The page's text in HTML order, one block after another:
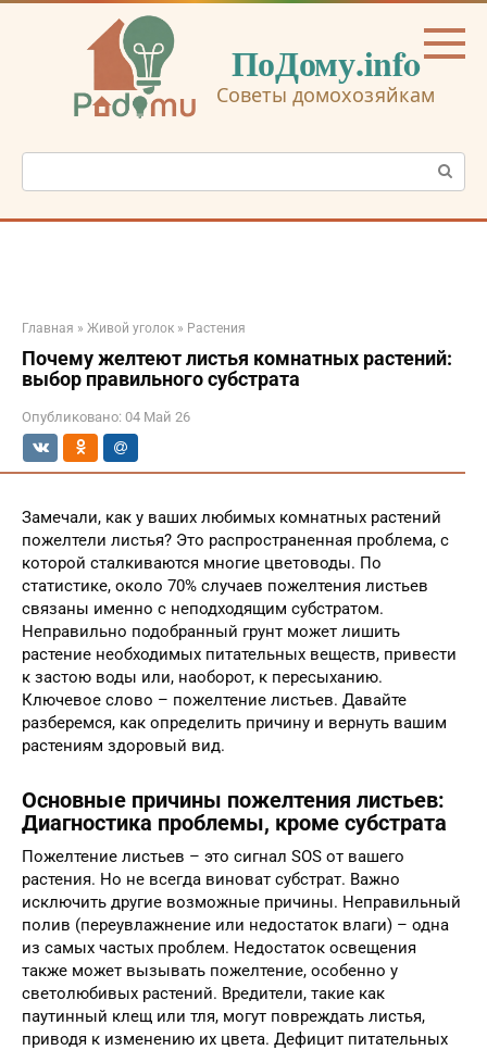
Перейти
ПоДому.info
Советы домохозяйкам
Поиск:
Главная » Живой уголок » Растения
Почему желтеют листья комнатных растений:
выбор правильного субстрата
Опубликовано: 04 Май 26
Замечали, как у ваших любимых комнатных растений
пожелтели листья? Это распространенная проблема, с
которой сталкиваются многие цветоводы. По
статистике, около 70% случаев пожелтения листьев
связаны именно с неподходящим субстратом.
Неправильно подобранный грунт может лишить
растение необходимых питательных веществ, привести
к застою воды или, наоборот, к пересыханию.
Ключевое слово – пожелтение листьев. Давайте
разберемся, как определить причину и вернуть вашим
растениям здоровый вид.
Основные причины пожелтения листьев:
Диагностика проблемы, кроме субстрата
Пожелтение листьев – это сигнал SOS от вашего
растения. Но не всегда виноват субстрат. Важно
исключить другие возможные причины. Неправильный
полив (переувлажнение или недостаток влаги) – одна
из самых частых проблем. Недостаток освещения
также может вызывать пожелтение, особенно у
светолюбивых растений. Вредители, такие как
паутинный клещ или тля, могут повреждать листья,
приводя к изменению их цвета. Дефицит питательных